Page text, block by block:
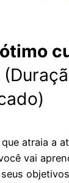
atraia a
vai